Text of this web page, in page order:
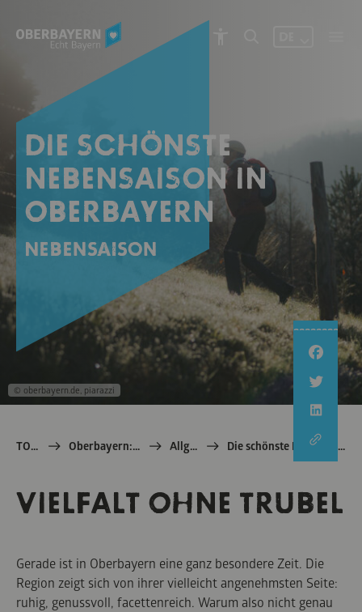
© oberbayern.de, piarazzi
DIE SCHÖNSTE
NEBENSAISON IN
OBERBAYERN
Nebensaison
TOM e.V. Oberbayern: echt Bayern Allgemein Die schönste Nebensaison in Oberbayern
VIELFALT OHNE TRUBEL
Gerade ist in Oberbayern eine ganz besondere Zeit. Die
Region zeigt sich von ihrer vielleicht angenehmsten Seite:
ruhig, genussvoll, facettenreich. Warum also nicht genau